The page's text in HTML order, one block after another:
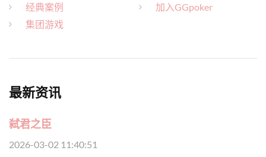
经典案例
集团游戏
加入GGpoker
最新资讯
弑君之臣
2026-03-02 11:40:51